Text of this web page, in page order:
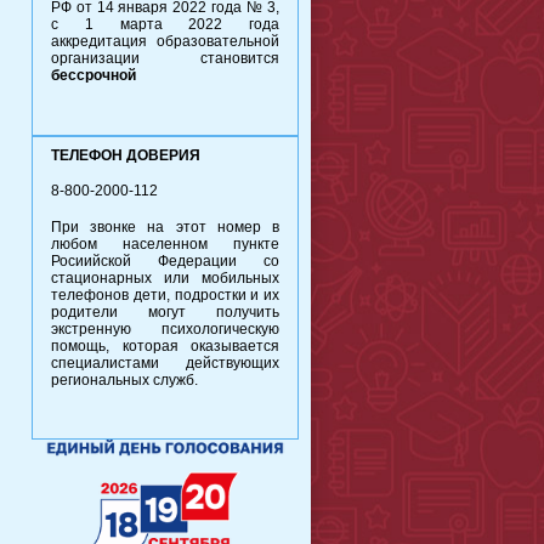
РФ от 14 января 2022 года № 3,
с 1 марта 2022 года
аккредитация образовательной
организации становится
бессрочной
ТЕЛЕФОН ДОВЕРИЯ
8-800-2000-112
При звонке на этот номер в
любом населенном пункте
Росиийской Федерации со
стационарных или мобильных
телефонов дети, подростки и их
родители могут получить
экстренную психологическую
помощь, которая оказывается
специалистами действующих
региональных служб.